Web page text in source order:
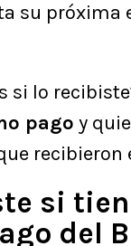
su próxima
si lo
pago y
recibieron
si
del